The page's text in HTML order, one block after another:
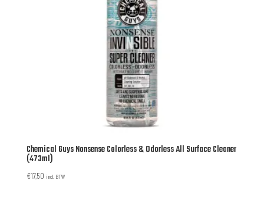
Chemical Guys Nonsense Colorless & Odorless All Surface Cleaner
(473ml)
€17,50 incl. BTW